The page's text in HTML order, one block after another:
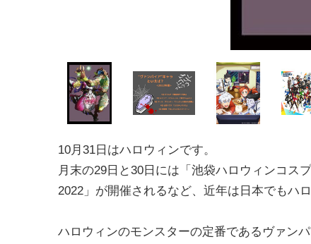
10月31日はハロウィンです。
月末の29日と30日には「池袋ハロウィンコス
2022」が開催されるなど、近年は日本でもハ
ハロウィンのモンスターの定番であるヴァン